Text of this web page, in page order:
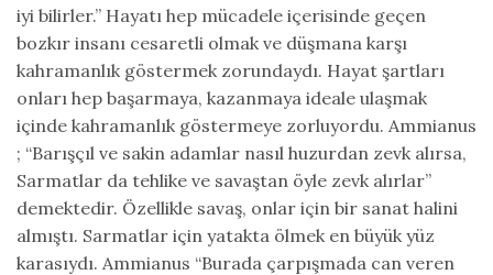
iyi bilirler.” Hayatı hep mücadele içerisinde geçen
bozkır insanı cesaretli olmak ve düşmana karşı
kahramanlık göstermek zorundaydı. Hayat şartları
onları hep başarmaya, kazanmaya ideale ulaşmak
içinde kahramanlık göstermeye zorluyordu. Ammianus
; “Barışçıl ve sakin adamlar nasıl huzurdan zevk alırsa,
Sarmatlar da tehlike ve savaştan öyle zevk alırlar”
demektedir. Özellikle savaş, onlar için bir sanat halini
almıştı. Sarmatlar için yatakta ölmek en büyük yüz
karasıydı. Ammianus “Burada çarpışmada can veren